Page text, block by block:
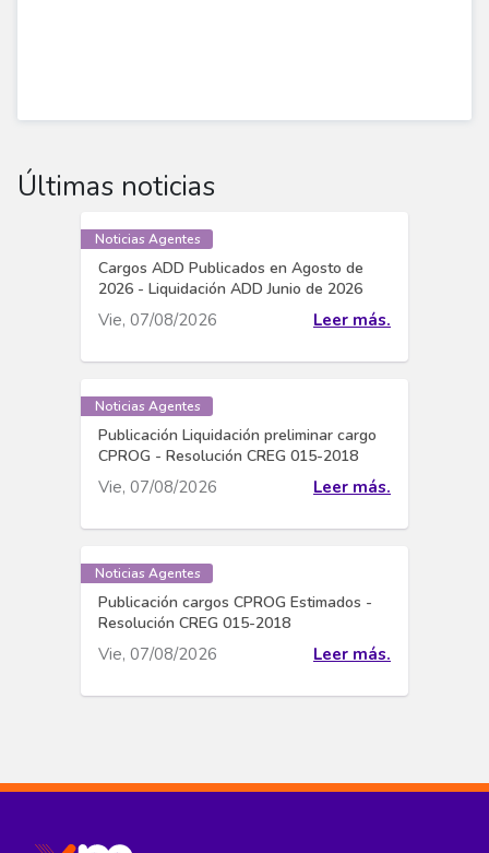
Últimas noticias
Noticias Agentes
Cargos ADD Publicados en Agosto de
2026 - Liquidación ADD Junio de 2026
Vie, 07/08/2026 Leer más.
Noticias Agentes
Publicación Liquidación preliminar cargo
CPROG - Resolución CREG 015-2018
Vie, 07/08/2026 Leer más.
Noticias Agentes
Publicación cargos CPROG Estimados -
Resolución CREG 015-2018
Vie, 07/08/2026 Leer más.